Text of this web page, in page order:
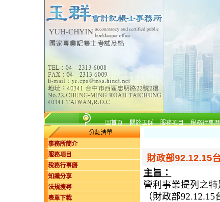
回首頁 關於玉群 服務項目
稅務行事曆
分類清單
事務所簡介
服務項目
稅務行事曆
知識分享
法規搜尋
表單下載
財政部92.12.15
主旨：
營利事業提列之
（財政部